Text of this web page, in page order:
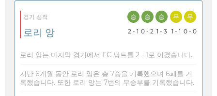
경기 성적
로리 앙
승
2 - 1
승
0 - 2
승
1 - 3
무
1 - 1
무
0 - 0
로리 앙는 마지막 경기에서 FC 낭트를 2 - 1로 이겼습니다.
지난 6개월 동안 로리 앙은 총 7승을 기록했으며 6패를 기
록했습니다. 또한 로리 앙는 7번의 무승부를 기록했습니다.